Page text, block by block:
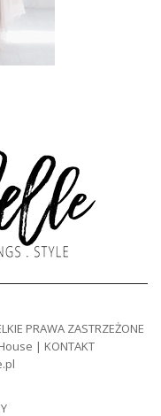
PRAWA ZASTRZEŻONE
| KONTAKT